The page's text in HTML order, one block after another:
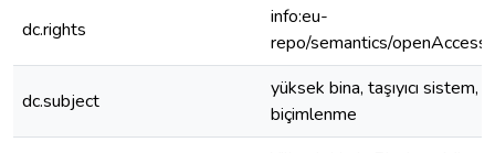
dc.rights
info:eu-
repo/semantics/openAccess
dc.subject
yüksek bina, taşıyıcı sistem,
biçimlenme